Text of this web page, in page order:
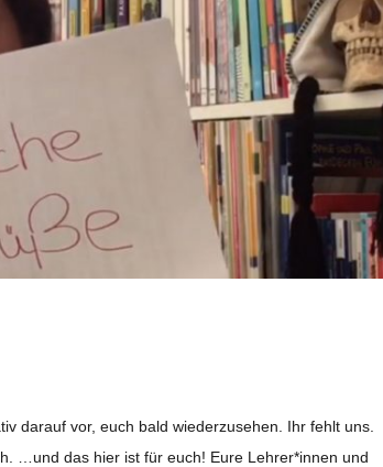
dar­auf vor, euch bald wie­der­zu­se­hen. Ihr fehlt uns.
…und das hier ist für euch! Eure Lehrer*innen und